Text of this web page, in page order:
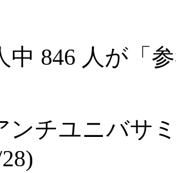
中 846 人が「
ンチユニバサ